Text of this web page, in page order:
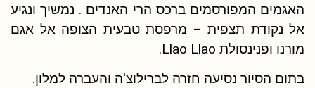
האגמים המפורסמים ברכס הרי האנדים . נמשיך ונגיע
אל נקודת תצפית – מרפסת טבעית הצופה אל אגם
מורנו ופנינסולת Llao Llao.
בתום הסיור נסיעה חזרה לברילוצ'ה והעברה למלון.